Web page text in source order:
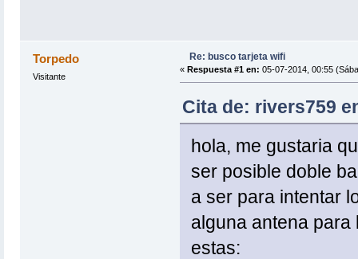
Torpedo
Visitante
Re: busco tarjeta wifi
« Respuesta #1 en: 05-07-2014, 00:55
Cita de: rivers759
hola, me gustaria
ser posible doble
a ser para intentar
alguna antena para
estas: